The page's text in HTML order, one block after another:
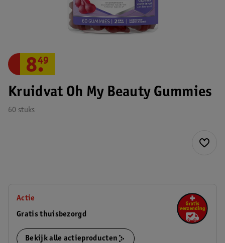
Kruidvat Oh My Beauty Gummies
60 stuks
8.
49
Actie
Gratis thuisbezorgd
Bekijk alle actieproducten